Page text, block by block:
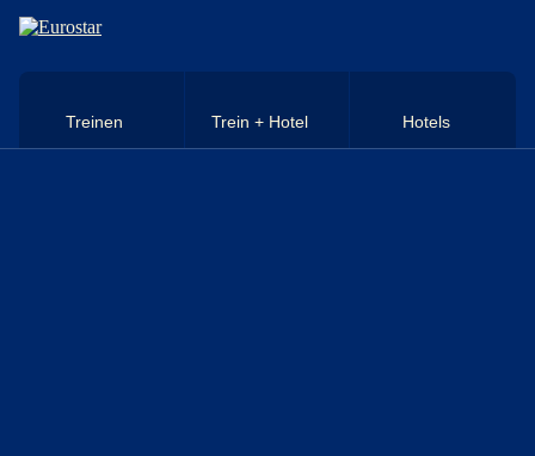
Naar hoofdinhoud
Treinen Trein + Hotel Hotels